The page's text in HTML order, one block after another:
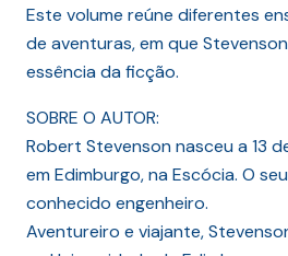
Este volume reúne diferentes
de aventuras, em que
essência da ficção.
SOBRE O AUTOR:
Robert Stevenson nasceu a 13
em Edimburgo, na Escócia. O
conhecido engenheiro.
Aventureiro e viajante,